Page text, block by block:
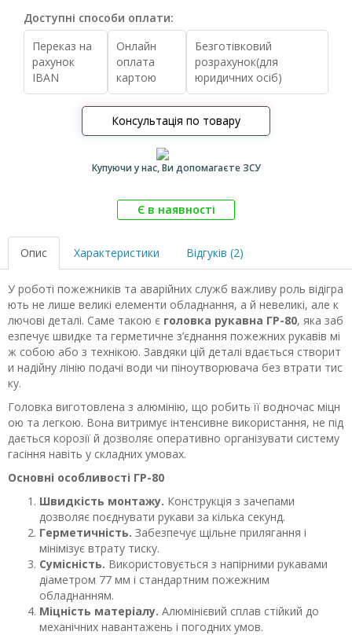
Доступні способи оплати:
Переказ на
рахунок
IBAN
Онлайн
оплата
картою
Безготівковий
розрахунок(для
юридичних осіб)
Консультація по товару
Купуючи у нас, Ви допомагаєте ЗСУ
Є в наявності
Опис Характеристики Відгуків (2)
У роботі пожежників та аварійних служб важливу роль відігра
ють не лише великі елементи обладнання, а й невеликі, але к
лючові деталі. Саме такою є головка рукавна ГР-80, яка заб
езпечує швидке та герметичне з’єднання пожежних рукавів мі
ж собою або з технікою. Завдяки цій деталі вдається створит
и надійну лінію подачі води чи піноутворювача без втрати тис
ку.
Головка виготовлена з алюмінію, що робить її водночас міцн
ою та легкою. Вона витримує інтенсивне використання, не під
дається корозії й дозволяє оперативно організувати систему
гасіння навіть у складних умовах.
Основні особливості ГР-80
Швидкість монтажу. Конструкція з зачепами
дозволяє поєднувати рукави за кілька секунд.
Герметичність. Забезпечує щільне прилягання і
мінімізує втрату тиску.
Сумісність. Використовується з напірними рукавами
діаметром 77 мм і стандартним пожежним
обладнанням.
Міцність матеріалу. Алюмінієвий сплав стійкий до
механічних навантажень і погодних умов.